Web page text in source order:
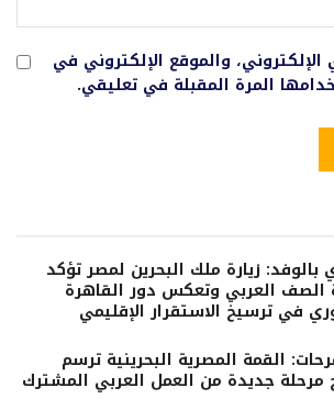
والموقع الإلكتروني في
المرة المقبلة في تعليقي.
بالوفد: زيارة ملك البحرين لمصر تؤكد
الصف العربي وتعكس دور القاهرة
في ترسيخ الاستقرار الإقليمي
القمة المصرية البحرينية ترسم
مرحلة جديدة من العمل العربي المشترك